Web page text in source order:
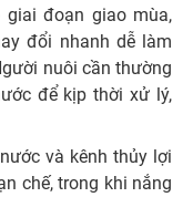
đoạn giao mùa,
đổi nhanh dễ làm
nuôi cần thường
để kịp thời xử lý,
và kênh thủy lợi
chế, trong khi nắng